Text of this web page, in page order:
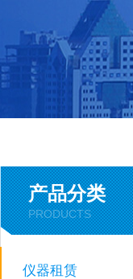
产品分类
PRODUCTS
仪器租赁